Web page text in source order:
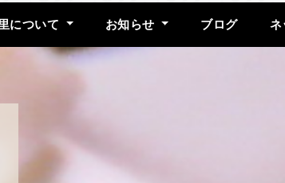
について お知らせ ブログ ネ